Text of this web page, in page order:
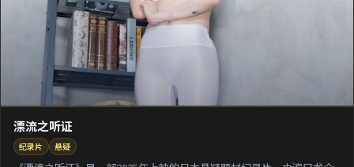
漂流之听证
纪录片 悬疑